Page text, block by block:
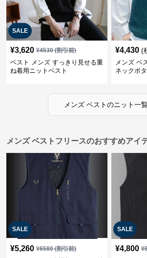
SALE
¥3,620 ¥4530(割引前)
ベスト メンズ すっきり見せる重
ね着用ニットベスト
¥4,430 (
メンズ ベ
ネックボ
メンズ ベストのニット一
メンズ ベストフリースのおすすめアイ
SALE
¥5,260 ¥6580(割引前)
SALE
¥4,800 ¥